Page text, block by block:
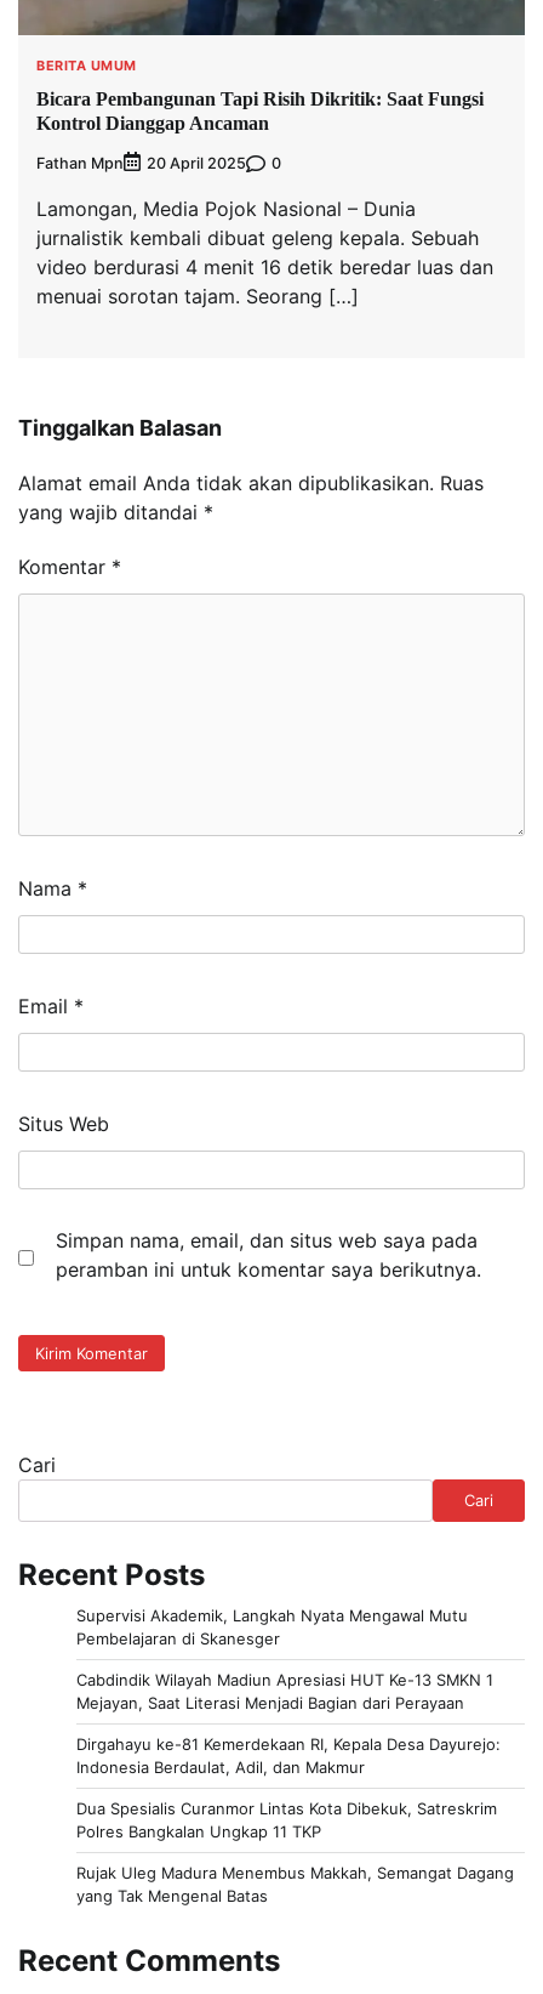
BERITA UMUM
Bicara Pembangunan Tapi Risih Dikritik: Saat Fungsi
Kontrol Dianggap Ancaman
Fathan Mpn 20 April 2025 0
Lamongan, Media Pojok Nasional – Dunia
jurnalistik kembali dibuat geleng kepala. Sebuah
video berdurasi 4 menit 16 detik beredar luas dan
menuai sorotan tajam. Seorang […]
Tinggalkan Balasan
Alamat email Anda tidak akan dipublikasikan. Ruas
yang wajib ditandai *
Komentar *
Nama *
Email *
Situs Web
Simpan nama, email, dan situs web saya pada
peramban ini untuk komentar saya berikutnya.
Cari
Cari
Recent Posts
Supervisi Akademik, Langkah Nyata Mengawal Mutu
Pembelajaran di Skanesger
Cabdindik Wilayah Madiun Apresiasi HUT Ke-13 SMKN 1
Mejayan, Saat Literasi Menjadi Bagian dari Perayaan
Dirgahayu ke-81 Kemerdekaan RI, Kepala Desa Dayurejo:
Indonesia Berdaulat, Adil, dan Makmur
Dua Spesialis Curanmor Lintas Kota Dibekuk, Satreskrim
Polres Bangkalan Ungkap 11 TKP
Rujak Uleg Madura Menembus Makkah, Semangat Dagang
yang Tak Mengenal Batas
Recent Comments